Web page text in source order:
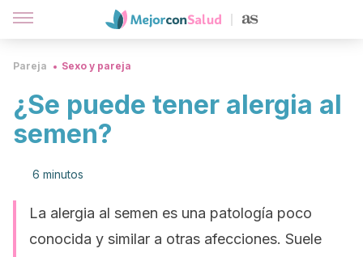
Pareja Sexo y pareja
¿Se puede tener alergia al
semen?
6 minutos
La alergia al semen es una patología poco
conocida y similar a otras afecciones. Suele